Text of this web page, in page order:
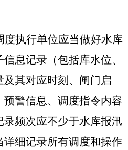
执行单位应当做好水库
息记录（包括库水位、
及其对应时刻、闸门启
警信息、调度指令内容
频次应不少于水库报汛
细记录所有调度和操作